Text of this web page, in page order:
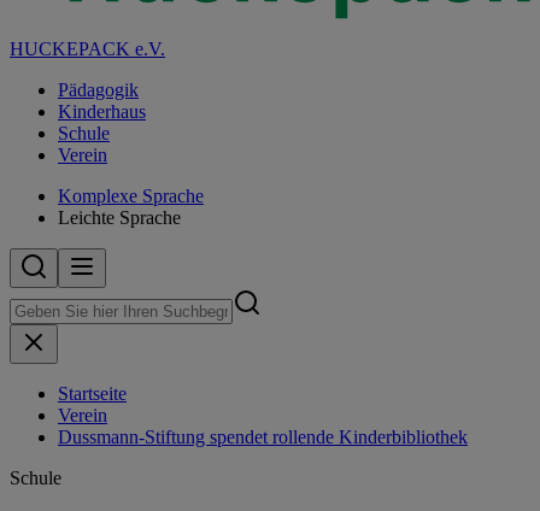
HUCKEPACK e.V.
Pädagogik
Kinderhaus
Schule
Verein
Komplexe Sprache
Leichte Sprache
Startseite
Verein
Dussmann-Stiftung spendet rollende Kinderbibliothek
Schule